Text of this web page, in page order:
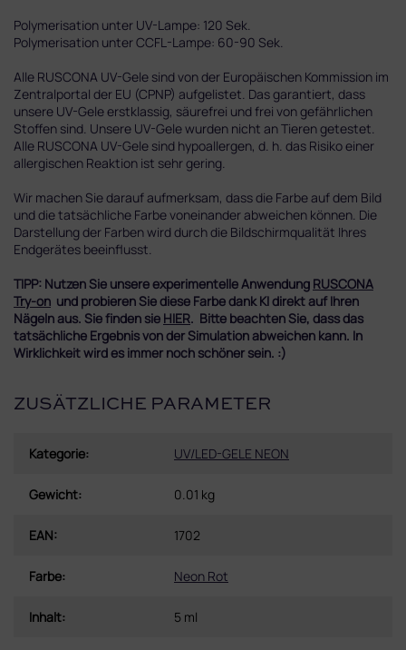
Polymerisation unter UV-Lampe: 120 Sek.
Polymerisation unter CCFL-Lampe: 60-90 Sek.
Alle RUSCONA UV-Gele sind von der Europäischen Kommission im
Zentralportal der EU (CPNP) aufgelistet. Das garantiert, dass
unsere UV-Gele erstklassig, säurefrei und frei von gefährlichen
Stoffen sind. Unsere UV-Gele wurden nicht an Tieren getestet.
Alle RUSCONA UV-Gele sind hypoallergen, d. h. das Risiko einer
allergischen Reaktion ist sehr gering.
Wir machen Sie darauf aufmerksam, dass die Farbe auf dem Bild
und die tatsächliche Farbe voneinander abweichen können. Die
Darstellung der Farben wird durch die Bildschirmqualität Ihres
Endgerätes beeinflusst.
TIPP: Nutzen Sie unsere experimentelle Anwendung RUSCONA
Try-on und probieren Sie diese Farbe dank KI direkt auf Ihren
Nägeln aus. Sie finden sie HIER. Bitte beachten Sie, dass das
tatsächliche Ergebnis von der Simulation abweichen kann. In
Wirklichkeit wird es immer noch schöner sein. :)
ZUSÄTZLICHE PARAMETER
Kategorie: UV/LED-GELE NEON
Gewicht: 0.01 kg
EAN: 1702
Farbe: Neon Rot
Inhalt: 5 ml